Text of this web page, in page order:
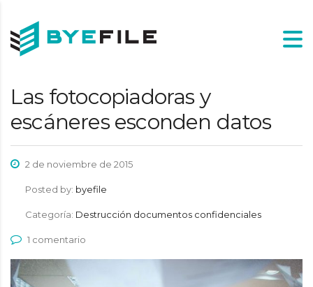
Las fotocopiadoras y
escáneres esconden datos
2 de noviembre de 2015
Posted by: byefile
Categoría: Destrucción documentos confidenciales
1 comentario